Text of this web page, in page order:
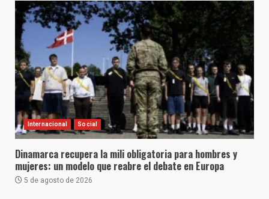
Internacional Social
Dinamarca recupera la mili obligatoria para hombres y
mujeres: un modelo que reabre el debate en Europa
5 de agosto de 2026